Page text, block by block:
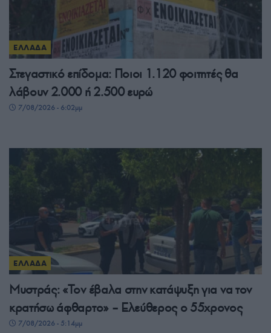
ΕΛΛΑΔΑ
Στεγαστικό επίδομα: Ποιοι 1.120 φοιτητές θα
λάβουν 2.000 ή 2.500 ευρώ
7/08/2026 - 6:02μμ
ΕΛΛΑΔΑ
Μυστράς: «Τον έβαλα στην κατάψυξη για να τον
κρατήσω άφθαρτο» – Ελεύθερος ο 55χρονος
7/08/2026 - 5:14μμ